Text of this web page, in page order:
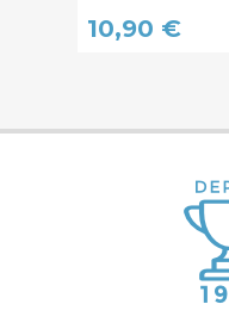
10,90 €